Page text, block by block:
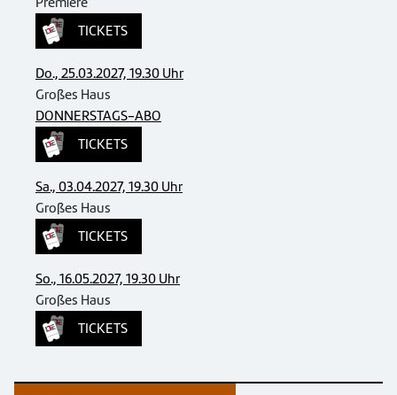
TICKETS
Do., 25.03.2027, 19.30 Uhr
Großes Haus
DONNERSTAGS-ABO
TICKETS
Sa., 03.04.2027, 19.30 Uhr
Großes Haus
TICKETS
So., 16.05.2027, 19.30 Uhr
Großes Haus
TICKETS